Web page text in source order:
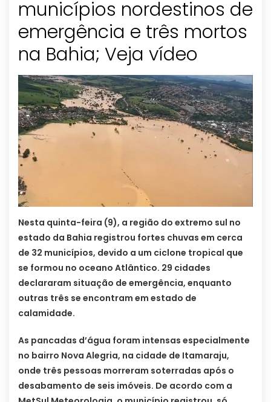
municípios nordestinos de
emergência e três mortos
na Bahia; Veja vídeo
Nesta quinta-feira (9), a região do extremo sul no
estado da Bahia registrou fortes chuvas em cerca
de 32 municípios, devido a um ciclone tropical que
se formou no oceano Atlântico. 29 cidades
declararam situação de emergência, enquanto
outras três se encontram em estado de
calamidade.
As pancadas d’água foram intensas especialmente
no bairro Nova Alegria, na cidade de Itamaraju,
onde três pessoas morreram soterradas após o
desabamento de seis imóveis. De acordo com a